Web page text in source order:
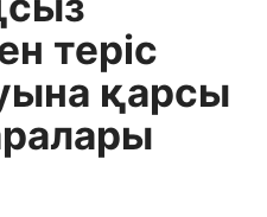
терiс
қарсы